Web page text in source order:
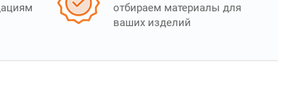
отбираем материалы для
ваших изделий